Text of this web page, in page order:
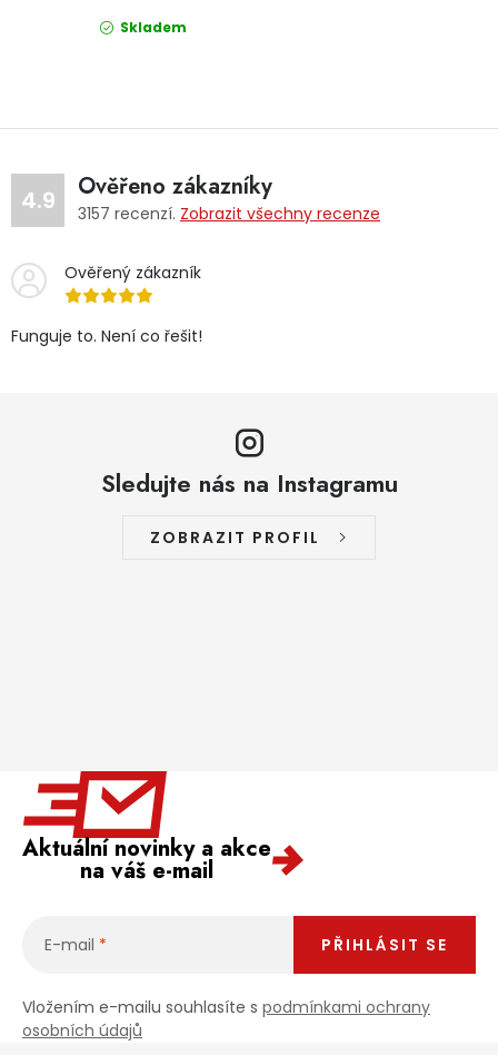
Skladem
4.9 Ověřeno zákazníky
3157 recenzí. Zobrazit všechny recenze
Ověřený zákazník
Funguje to. Není co řešit!
Sledujte nás na Instagramu
ZOBRAZIT PROFIL
Aktuální novinky a akce
na váš e-mail
E-mail
Vložením e-mailu souhlasíte s podmínkami ochrany
osobních údajů
PŘIHLÁSIT SE